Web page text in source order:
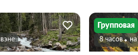
Групповая
8 часов